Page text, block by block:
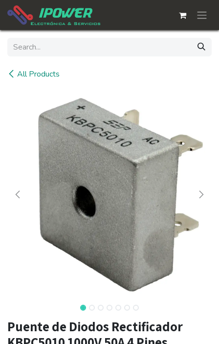
Skip to Content
All Products
Puente de Diodos Rectificador